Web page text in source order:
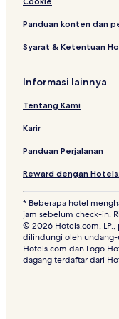
Hotel dekat Kota
Hotel dekat
Hotel di Arafat
Hotel dekat Safa dan
Hotel di Muzdalifah
Hotel dekat Halaman
Hotel di Pusat Kota
Hotel dekat Masjid
Hotel dengan Pusat
Hotel di Kuday
Hotel dekat 60th
Panduan konten dan
Syarat & Ketentuan
Informasi lainnya
Tentang Kami
Karir
Panduan Perjalanan
Reward dengan
* Beberapa hotel
jam sebelum check-in.
© 2026 Hotels.com, LP.,
dilindungi oleh
Hotels.com dan Logo
dagang terdaftar dari